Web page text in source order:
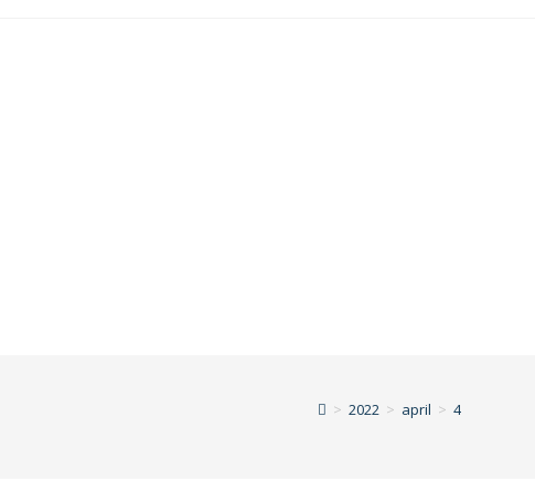
> 2022 > april > 4